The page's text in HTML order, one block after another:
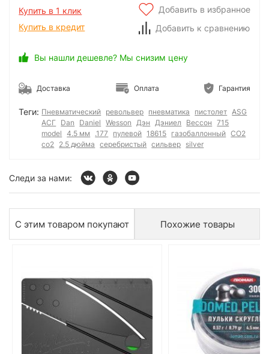
Купить в 1 клик
Купить в кредит
Добавить в избранное
Добавить к сравнению
Вы нашли дешевле? Мы снизим цену
Доставка Оплата Гарантия
Теги: Пневматический револьвер пневматика пистолет ASG
АСГ Dan Daniel Wesson Дэн Дэниел Вессон
715
model
4.5 мм .177 пулевой 18615 газобаллонный CO2
со2 2.5 дюйма серебристый сильвер silver
Следи за нами:
С этим товаром покупают Похожие товары